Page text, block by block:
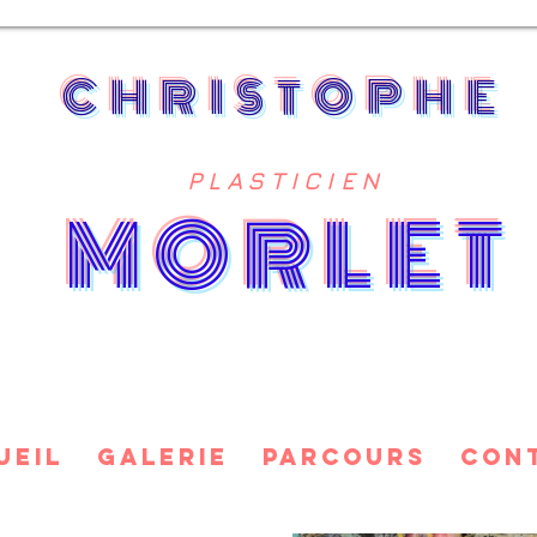
CHRISTOPHE
PLASTICIEN
MORLET
Galerie Parcours